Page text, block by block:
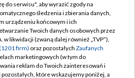
TVP
Regulamin TVP
prywatności
Moje zgody
do serwisu", aby wyrazić zgody na
śledzenia i zbierania danych,
urządzeniu końcowym i ich
Twoich danych osobowych przez
w likwidacji (zwaną dalej również „TVP”),
firm) oraz pozostałych Zaufanych
marketingowych (w tym do
reklam do Twoich zainteresowań i
które wskazujemy poniżej, a